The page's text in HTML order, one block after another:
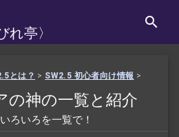
れ亭〉
とは？ > SW2.5 初心者向け情報 >
の神の一覧と紹介
ろいろを一覧で！